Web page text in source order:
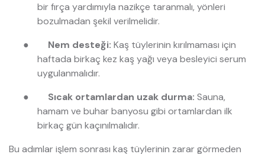
bir fırça yardımıyla nazikçe taranmalı, yönleri
bozulmadan şekil verilmelidir.
●
Nem desteği: Kaş tüylerinin kırılmaması için
haftada birkaç kez kaş yağı veya besleyici serum
uygulanmalıdır.
●
Sıcak ortamlardan uzak durma: Sauna,
hamam ve buhar banyosu gibi ortamlardan ilk
birkaç gün kaçınılmalıdır.
Bu adımlar işlem sonrası kaş tüylerinin zarar görmeden